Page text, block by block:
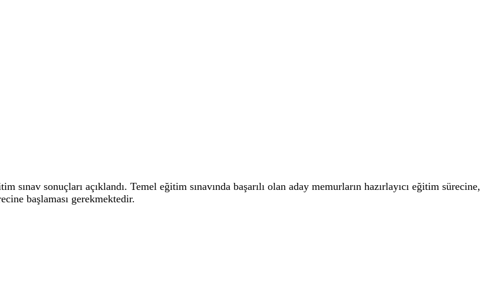
sınav sonuçları açıklandı. Temel eğitim sınavında başarılı olan aday memurların hazırlayıcı eğitim sürecine,
başlaması gerekmektedir.